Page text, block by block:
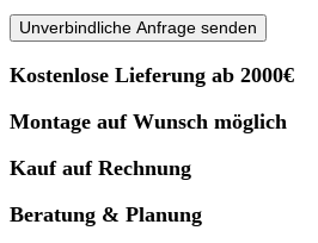
Unverbindliche Anfrage senden
Kostenlose Lieferung ab 2000€
Montage auf Wunsch möglich
Kauf auf Rechnung
Beratung & Planung